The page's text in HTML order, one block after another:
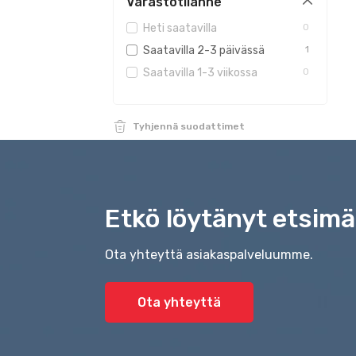
Heti saatavilla 0
Saatavilla 2-3 päivässä 1
Saatavilla 1-3 viikossa 0
Tyhjennä suodattimet
Etkö löytänyt
Ota yhteyttä asiakaspalveluumme.
Ota yhteyttä